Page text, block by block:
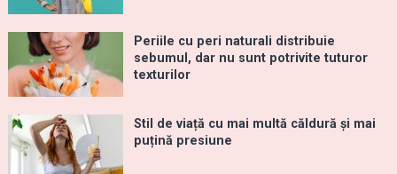
Periile cu peri naturali distribuie
sebumul, dar nu sunt potrivite tuturor
texturilor
Stil de viață cu mai multă căldură și mai
puțină presiune